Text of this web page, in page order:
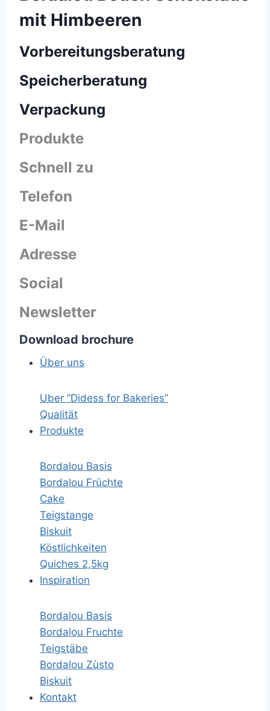
mit Himbeeren
Vorbereitungsberatung
Speicherberatung
Verpackung
Produkte
Schnell zu
Telefon
E-Mail
Adresse
Social
Newsletter
Download brochure
Über uns
Uber ”Didess for Bakeries”
Qualität
Produkte
Bordalou Basis
Bordalou Früchte
Cake
Teigstange
Biskuit
Köstlichkeiten
Quiches 2,5kg
Inspiration
Bordalou Basis
Bordalou Fruchte
Teigstäbe
Bordalou Zùsto
Biskuit
Kontakt